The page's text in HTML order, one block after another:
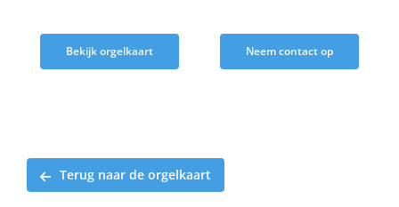
Bekijk orgelkaart Neem contact op
Terug naar de orgelkaart